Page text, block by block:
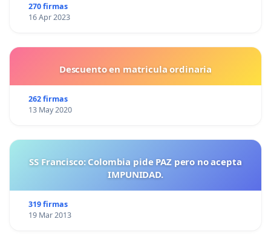
270 firmas
16 Apr 2023
Descuento en matricula ordinaria
262 firmas
13 May 2020
SS Francisco: Colombia pide PAZ pero no acepta
IMPUNIDAD.
319 firmas
19 Mar 2013